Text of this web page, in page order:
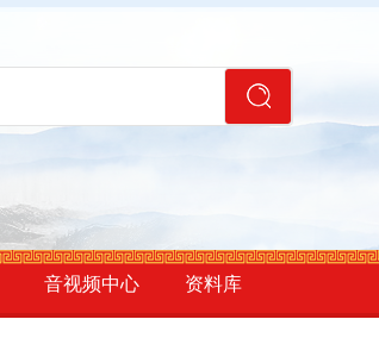
音视频中心 资料库